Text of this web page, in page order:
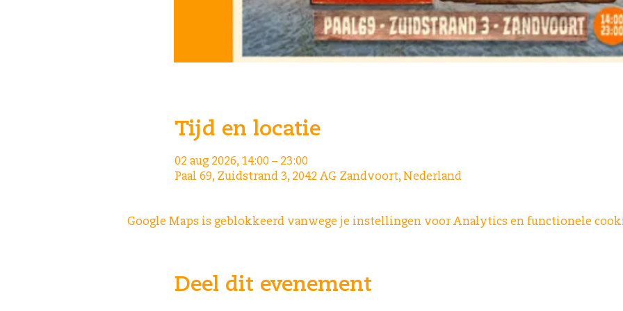
Tijd en locatie
02 aug 2026, 14:00 – 23:00
Paal 69, Zuidstrand 3, 2042 AG Zandvoort, Nederland
Google Maps is geblokkeerd vanwege je instellingen voor Analytics en functionele
Deel dit evenement